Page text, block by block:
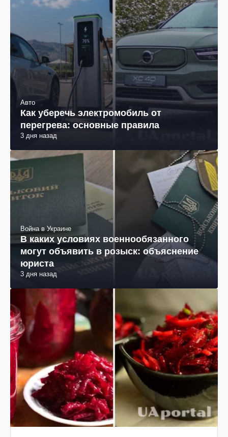
Авто
Как уберечь электромобиль от
перегрева: основные правила
3 дня назад
Война в Украине
В каких условиях военнообязанного
могут объявить в розыск: объяснение
юриста
3 дня назад